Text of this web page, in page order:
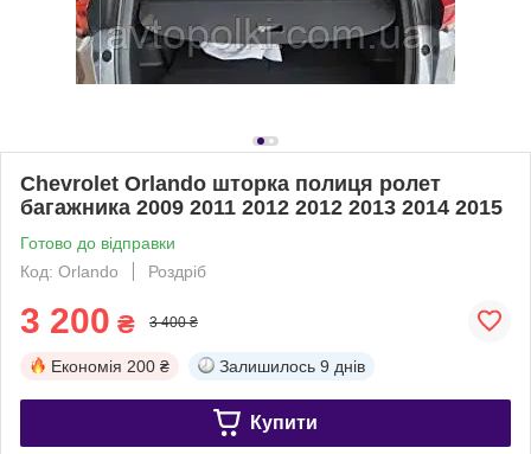
Chevrolet Orlando шторка полиця ролет
багажника 2009 2011 2012 2012 2013 2014 2015
Готово до відправки
Код: Orlando
Роздріб
3 200 ₴ 3 400 ₴
Економія 200 ₴ Залишилось 9 днів
Купити